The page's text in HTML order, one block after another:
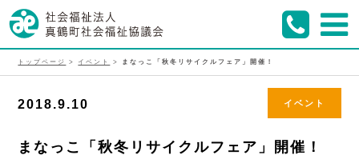
トップページ > イベント > まなっこ「秋冬リサイクルフェア」開催！
2018.9.10 イベント
まなっこ「秋冬リサイクルフェア」開催！